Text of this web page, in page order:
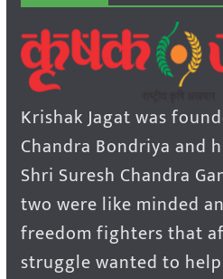
Krishak Jagat was
Chandra Bondriya and
Shri Suresh Chandra
two were like minded
freedom fighters that
struggle wanted to